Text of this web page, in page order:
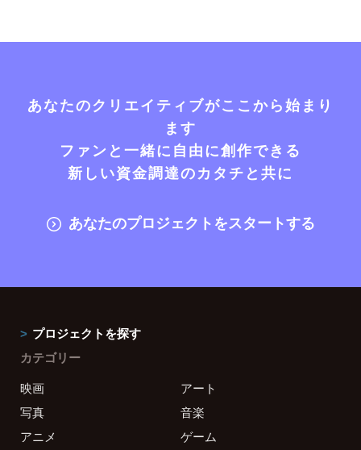
あなたのクリエイティブがここから始まり
ます
ファンと一緒に自由に創作できる
新しい資金調達のカタチと共に
あなたのプロジェクトをスタートする
プロジェクトを探す
カテゴリー
映画
アート
写真
音楽
アニメ
ゲーム